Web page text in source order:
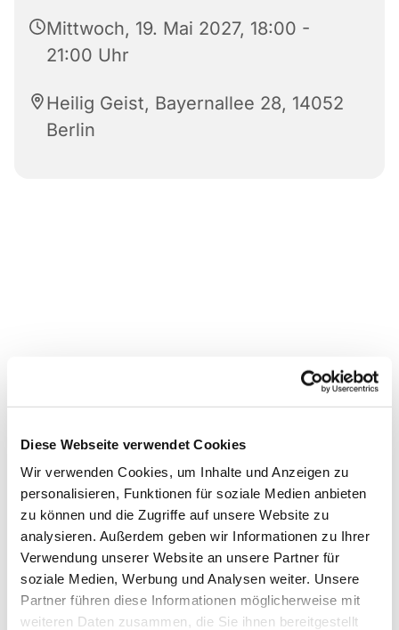
Diese Webseite verwendet Cookies
Wir verwenden Cookies, um Inhalte und Anzeigen zu
personalisieren, Funktionen für soziale Medien anbieten
zu können und die Zugriffe auf unsere Website zu
analysieren. Außerdem geben wir Informationen zu Ihrer
Verwendung unserer Website an unsere Partner für
soziale Medien, Werbung und Analysen weiter. Unsere
Partner führen diese Informationen möglicherweise mit
weiteren Daten zusammen, die Sie ihnen bereitgestellt
Mittwoch, 19. Mai 2027, 18:00 -
21:00 Uhr
Heilig Geist, Bayernallee 28, 14052
Berlin
Dies könnte Sie auch
interessieren